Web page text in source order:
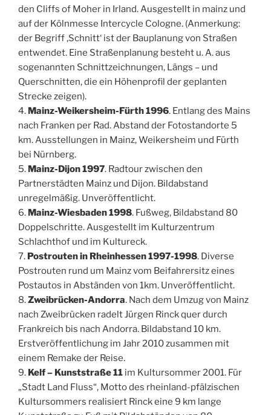
den Cliffs of Moher in Irland. Ausgestellt in mainz und
auf der Kölnmesse Intercycle Cologne. (Anmerkung:
der Begriff ‚Schnitt‘ ist der Bauplanung von Straßen
entwendet. Eine Straßenplanung besteht u. A. aus
sogenannten Schnittzeichnungen, Längs – und
Querschnitten, die ein Höhenprofil der geplanten
Strecke zeigen).
4. Mainz-Weikersheim-Fürth 1996. Entlang des Mains
nach Franken per Rad. Abstand der Fotostandorte 5
km. Ausstellungen in Mainz, Weikersheim und Fürth
bei Nürnberg.
5. Mainz-Dijon 1997. Radtour zwischen den
Partnerstädten Mainz und Dijon. Bildabstand
unregelmäßig. Unveröffentlicht.
6. Mainz-Wiesbaden 1998. Fußweg, Bildabstand 80
Doppelschritte. Ausgestellt im Kulturzentrum
Schlachthof und im Kultureck.
7. Postrouten in Rheinhessen 1997-1998. Diverse
Postrouten rund um Mainz vom Beifahrersitz eines
Postautos in Abständen von 1km. Unveröffentlicht.
8.Zweibrücken-Andorra. Nach dem Umzug von Mainz
nach Zweibrücken radelt Jürgen Rinck quer durch
Frankreich bis nach Andorra. Bildabstand 10 km.
Erstveröffentlichung im Jahr 2010 zusammen mit
einem Remake der Reise.
9. Kelf – Kunststraße 11 im Kultursommer 2001. Für
„Stadt Land Fluss“, Motto des rheinland-pfälzischen
Kultursommers realisiert Rinck eine 9 km lange